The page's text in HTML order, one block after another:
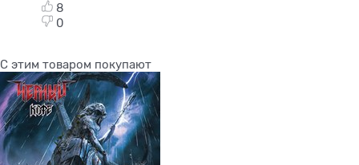
8
0
С этим товаром покупают